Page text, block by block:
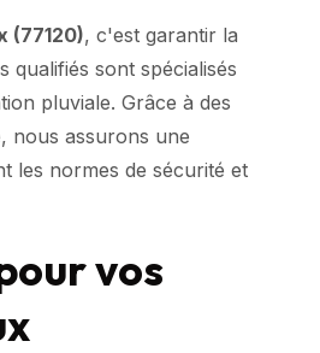
(77120), c'est garantir la
qualifiés sont spécialisés
pluviale. Grâce à des
nous assurons une
les normes de sécurité et
vos